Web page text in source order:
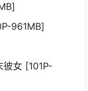
961MB]
彼女 [101P-